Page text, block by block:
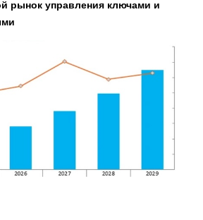
рынок управления ключами и